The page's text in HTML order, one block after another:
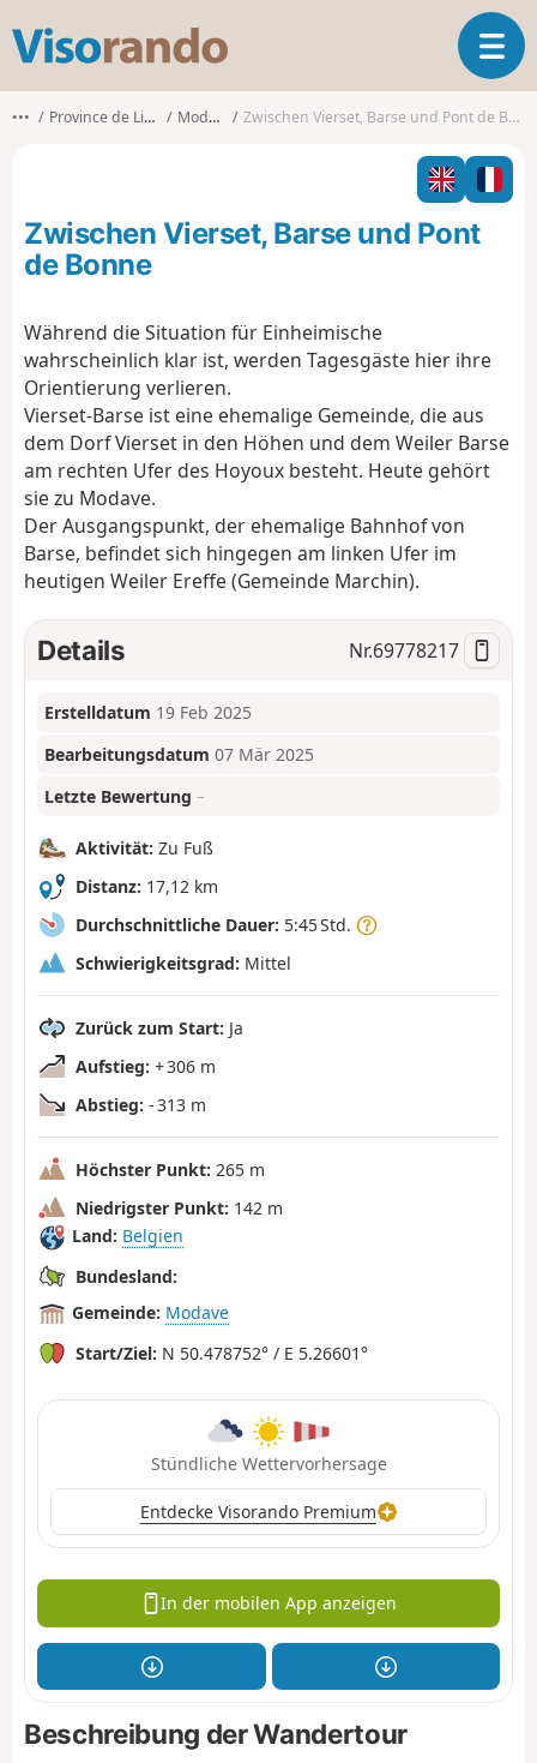
s
o
o
T
o
g
l
n
n
••• Province de Liège Modave Zwischen Vierset, Barse und Pont de Bonne
Zwischen Vierset, Barse und Pont
de Bonne
Während die Situation für Einheimische
wahrscheinlich klar ist, werden Tagesgäste hier ihre
Orientierung verlieren.
Vierset-Barse ist eine ehemalige Gemeinde, die aus
dem Dorf Vierset in den Höhen und dem Weiler Barse
am rechten Ufer des Hoyoux besteht. Heute gehört
sie zu Modave.
Der Ausgangspunkt, der ehemalige Bahnhof von
Barse, befindet sich hingegen am linken Ufer im
heutigen Weiler Ereffe (Gemeinde Marchin).
Details Nr.69778217
Erstelldatum 19 Feb 2025
Bearbeitungsdatum 07 Mär 2025
Letzte Bewertung –
Aktivität: Zu Fuß
Distanz: 17,12 km
Durchschnittliche Dauer: 5:45 Std.
Schwierigkeitsgrad: Mittel
Zurück zum Start: Ja
Aufstieg: + 306 m
Abstieg: - 313 m
Höchster Punkt: 265 m
Niedrigster Punkt: 142 m
Land: Belgien
Bundesland:
Gemeinde: Modave
Start/Ziel: N 50.478752° / E 5.26601°
Stündliche Wettervorhersage
Entdecke Visorando Premium
In der mobilen App anzeigen
Beschreibung der Wandertour